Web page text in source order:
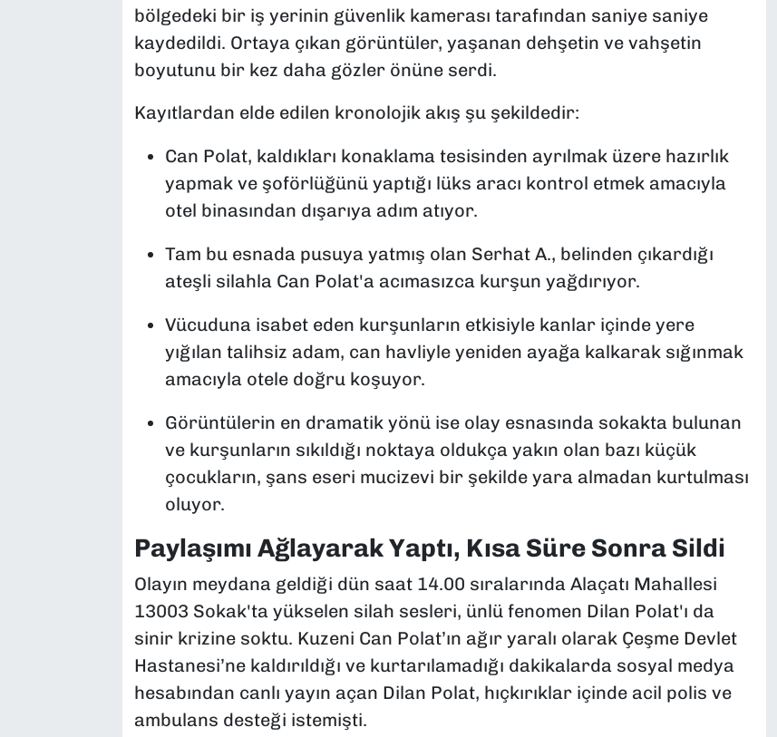
bölgedeki bir iş yerinin güvenlik kamerası tarafından saniye saniye
kaydedildi. Ortaya çıkan görüntüler, yaşanan dehşetin ve vahşetin
boyutunu bir kez daha gözler önüne serdi.
Kayıtlardan elde edilen kronolojik akış şu şekildedir:
Can Polat, kaldıkları konaklama tesisinden ayrılmak üzere hazırlık
yapmak ve şoförlüğünü yaptığı lüks aracı kontrol etmek amacıyla
otel binasından dışarıya adım atıyor.
Tam bu esnada pusuya yatmış olan Serhat A., belinden çıkardığı
ateşli silahla Can Polat'a acımasızca kurşun yağdırıyor.
Vücuduna isabet eden kurşunların etkisiyle kanlar içinde yere
yığılan talihsiz adam, can havliyle yeniden ayağa kalkarak sığınmak
amacıyla otele doğru koşuyor.
Görüntülerin en dramatik yönü ise olay esnasında sokakta bulunan
ve kurşunların sıkıldığı noktaya oldukça yakın olan bazı küçük
çocukların, şans eseri mucizevi bir şekilde yara almadan kurtulması
oluyor.
Paylaşımı Ağlayarak Yaptı, Kısa Süre Sonra Sildi
Olayın meydana geldiği dün saat 14.00 sıralarında Alaçatı Mahallesi
13003 Sokak'ta yükselen silah sesleri, ünlü fenomen Dilan Polat'ı da
sinir krizine soktu. Kuzeni Can Polat’ın ağır yaralı olarak Çeşme Devlet
Hastanesi’ne kaldırıldığı ve kurtarılamadığı dakikalarda sosyal medya
hesabından canlı yayın açan Dilan Polat, hıçkırıklar içinde acil polis ve
ambulans desteği istemişti.